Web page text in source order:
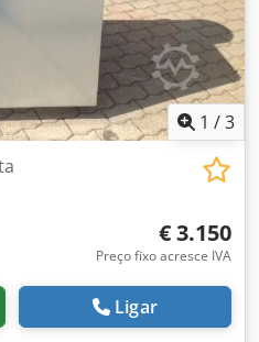
1 /3
€ 3.150
Preço fixo acresce IVA
Ligar